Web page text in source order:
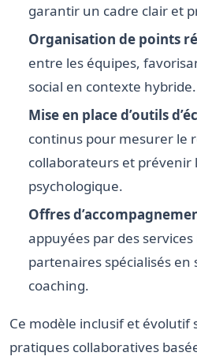
garantir un cadre clair et
Organisation de points
entre les équipes,
social en contexte hybride.
Mise en place d’outils
continus pour mesurer le
collaborateurs et prévenir
psychologique.
Offres
appuyées par des
partenaires spécialisés
coaching.
Ce modèle inclusif et évolutif
pratiques collaboratives